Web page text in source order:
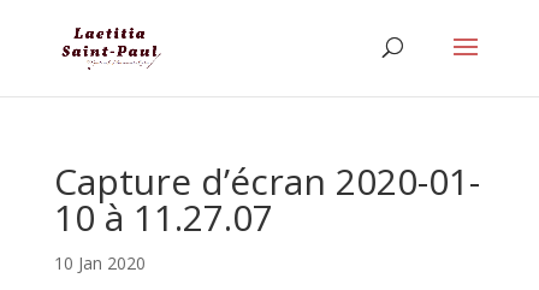
Capture d’écran 2020-01-
10 à 11.27.07
10 Jan 2020